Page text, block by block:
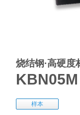
烧结钢·高硬度
KBN05M
样本